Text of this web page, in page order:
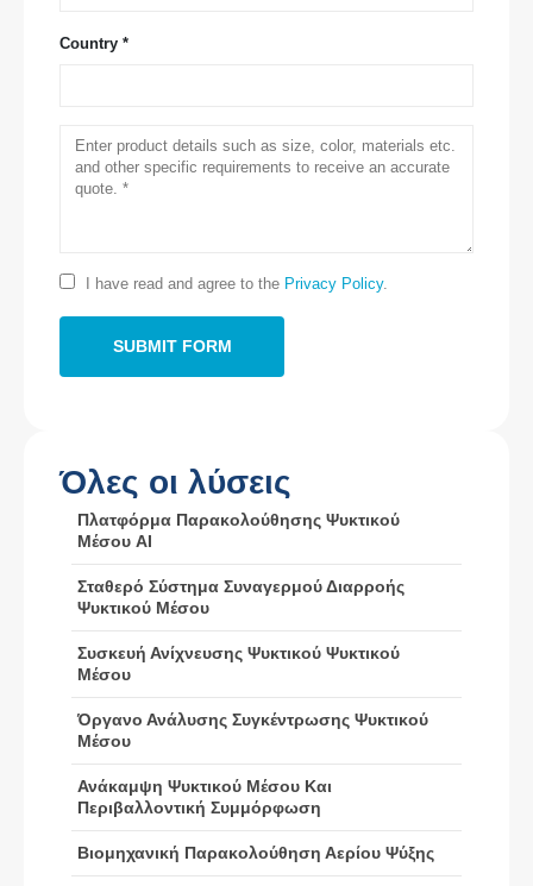
Όλες οι λύσεις
Πλατφόρμα Παρακολούθησης Ψυκτικού
Μέσου AI
Σταθερό Σύστημα Συναγερμού Διαρροής
Ψυκτικού Μέσου
Συσκευή Ανίχνευσης Ψυκτικού Ψυκτικού
Μέσου
Όργανο Ανάλυσης Συγκέντρωσης Ψυκτικού
Μέσου
Ανάκαμψη Ψυκτικού Μέσου Και
Περιβαλλοντική Συμμόρφωση
Βιομηχανική Παρακολούθηση Αερίου Ψύξης
Country *
I have read and agree to the Privacy Policy.
Zhengzhou
E-mail:cece@winsensor.com
Βυθός Whatsapp
Καυτά προϊόντα
Αισθητήρας R290
Αισθητήρας R454B
Αισθητήρας R32
Αισθητήρας R410